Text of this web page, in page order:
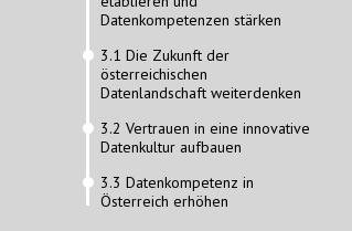
Datenkompetenzen stärken
3.1 Die Zukunft der
österreichischen
Datenlandschaft weiterdenken
3.2 Vertrauen in eine innovative
Datenkultur aufbauen
3.3 Datenkompetenz in
Österreich erhöhen